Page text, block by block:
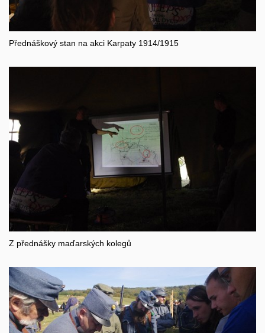
Přednáškový stan na akci Karpaty 1914/1915
Z přednášky maďarských kolegů